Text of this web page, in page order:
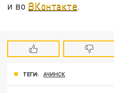
и во ВКонтакте.
ТЕГИ: АЧИНСК